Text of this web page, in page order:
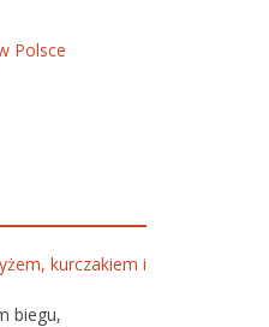
Polsce
kurczakiem i
biegu,